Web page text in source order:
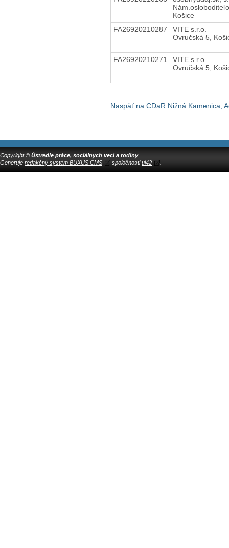
Košice
FA26920210287
VITE s.r.o.
Ovručská 5,
FA26920210271
VITE s.r.o.
Ovručská 5,
Naspäť na CDaR Nižná Kamenica,
Copyright © Ústredie práce, sociálnych vecí a rodiny
Generuje redakčný systém BUXUS CMS spoločnostiui42